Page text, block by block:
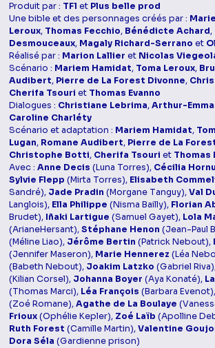
Produit par : TF1 et Plus belle prod
Une bible et des personnages créés par :
Leroux, Thomas Fecchio, Bénédicte Achard,
Desmouceaux, Magaly Richard-Serrano et
Réalisé par : Marion Lallier et Nicolas
Scénario : Mariem Hamidat, Toma Leroux,
Audibert, Pierre de La Forest Divonne,
Cherifa Tsouri et Thomas Evanno
Dialogues : Christiane Lebrima,Arthur-
Caroline Charléty
Scénario et adaptation : Mariem Hamidat,
Lugan, Romane Audibert, Pierre de La
Christophe Botti, Cherifa Tsouri et Thomas
Avec :Anne Decis (Luna Torres), Cécilia
Sylvie Flepp (Mirta Torres), Elisabeth
Sandré), Jade Pradin (Morgane Tanguy),Val
Langlois), Ella Philippe (Nisma Bailly), Florian
Brudet), Iñaki Lartigue (Samuel Gayet), Lola
(ArianeHersant),Stéphane Henon (Jean-Paul
(Méline Liao), Jérôme Bertin (Patrick Nebout),
(Jennifer Maseron), Marie Hennerez (Léa
(Babeth Nebout), Joakim Latzko (Gabriel
(Kilian Corsel), Johanna Boyer (Aya Konaté),
(Thomas Marci), Léa François (Barbara Evenot),
(Zoé Romane),Agathe de La Boulaye
Frioux(Ophélie Kepler), Zoé Laïb (Apolline
Ruth Forest (Camille Martin),Valentine
Dora Séla (Gardienne prison)